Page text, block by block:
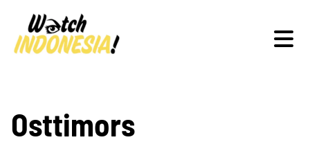
Schwerpunkte
Osttimors